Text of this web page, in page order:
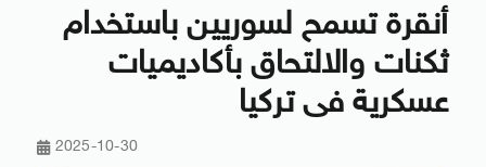
أنقرة تسمح لسوريين باستخدام
ثكنات والالتحاق بأكاديميات
عسكرية فى تركيا
2025-10-30